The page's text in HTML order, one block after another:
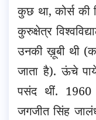
कुछ था, कोर्स की
कुरुक्षेत्र
उनकी ख़ूबी थी
जाता है). ऊंचे
पसंद थीं. 1960
जगजीत सिंह